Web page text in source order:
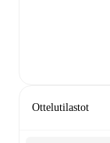
Ottelutilastot